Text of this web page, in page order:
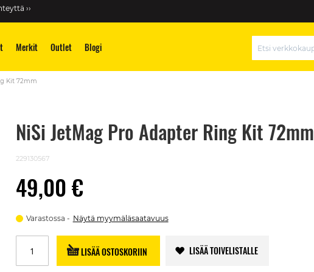
››
Merkit Outlet Blogi
Kit 72mm
NiSi JetMag Pro Adapter Ring Kit 72mm
229130567
49,00 €
Varastossa Näytä myymäläsaatavuus
LISÄÄ OSTOSKORIIN LISÄÄ TOIVELISTALLE